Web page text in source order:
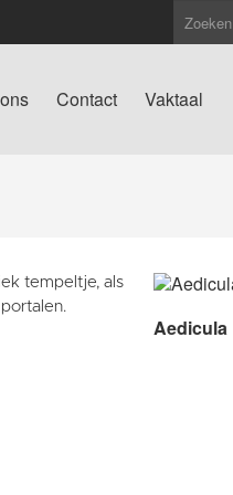
Contact Vaktaal
tempeltje, als
Aedicula